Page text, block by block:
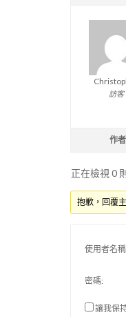
訪客
作者
正在檢視 0
抱歉，回覆
使用者名
密碼:
讓我保